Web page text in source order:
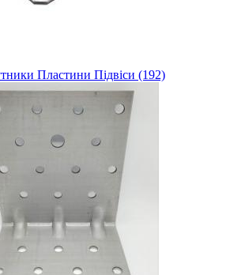
Пластини Підвіси (192)